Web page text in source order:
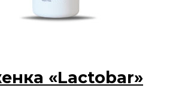
«Lactobar»